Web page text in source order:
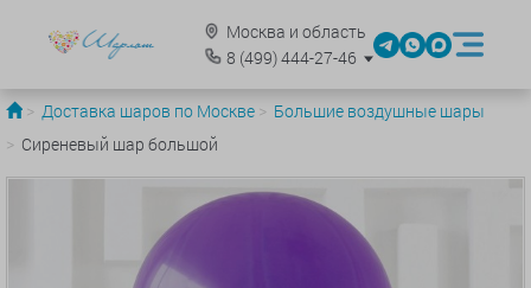
Москва и область
8 (499)444-27-46
Доставка шаров по Москве
Большие воздушные шары
Сиреневый шар большой